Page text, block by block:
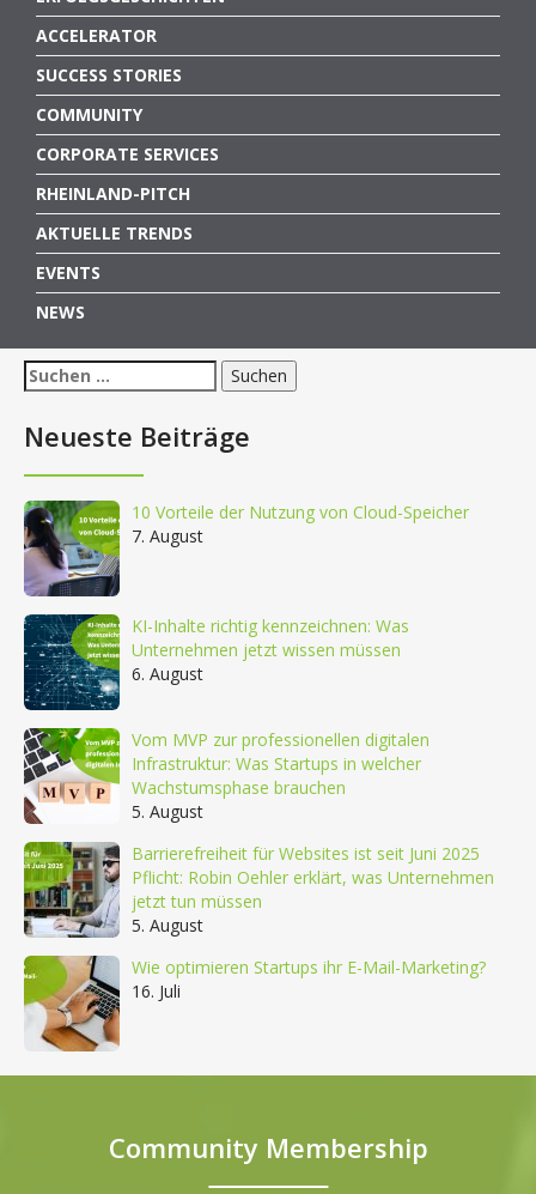
ACCELERATOR
SUCCESS STORIES
COMMUNITY
CORPORATE SERVICES
RHEINLAND-PITCH
AKTUELLE TRENDS
EVENTS
NEWS
Suchen
nach:
Neueste Beiträge
10 Vorteile der Nutzung von Cloud-Speicher
7. August
KI-Inhalte richtig kennzeichnen: Was
Unternehmen jetzt wissen müssen
6. August
Vom MVP zur professionellen digitalen
Infrastruktur: Was Startups in welcher
Wachstumsphase brauchen
5. August
Barrierefreiheit für Websites ist seit Juni 2025
Pflicht: Robin Oehler erklärt, was Unternehmen
jetzt tun müssen
5. August
Wie optimieren Startups ihr E-Mail-Marketing?
16. Juli
Community Membership